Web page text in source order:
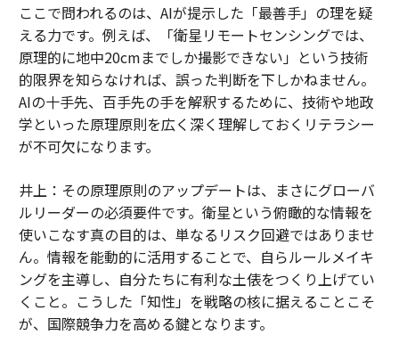
ここで問われるのは、AIが提示した「最善手」の理を疑
える力です。例えば、「衛星リモートセンシングでは、
原理的に地中20cmまでしか撮影できない」という技術
的限界を知らなければ、誤った判断を下しかねません。
AIの十手先、百手先の手を解釈するために、技術や地政
学といった原理原則を広く深く理解しておくリテラシー
が不可欠になります。
井上：その原理原則のアップデートは、まさにグローバ
ルリーダーの必須要件です。衛星という俯瞰的な情報を
使いこなす真の目的は、単なるリスク回避ではありませ
ん。情報を能動的に活用することで、自らルールメイキ
ングを主導し、自分たちに有利な土俵をつくり上げてい
くこと。こうした「知性」を戦略の核に据えることこそ
が、国際競争力を高める鍵となります。